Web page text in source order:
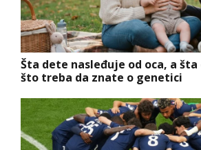
Šta dete nasleđuje od oca, a šta
što treba da znate o genetici